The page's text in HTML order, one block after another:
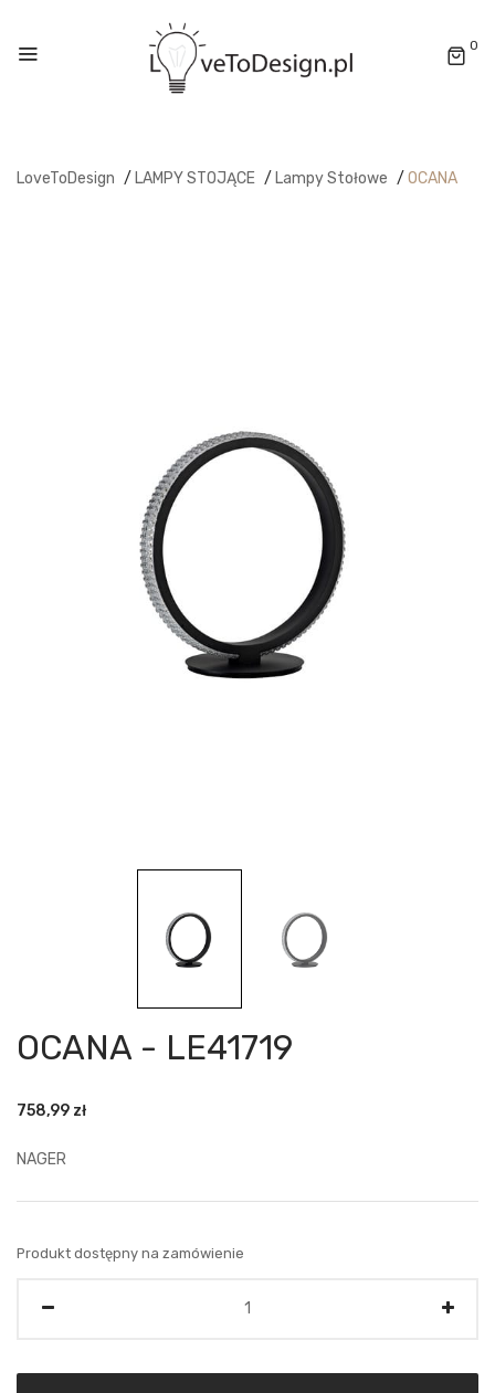
0
LoveToDesign / LAMPY STOJĄCE / Lampy Stołowe / OCANA
OCANA - LE41719
758,99 zł
NAGER
Produkt dostępny na zamówienie